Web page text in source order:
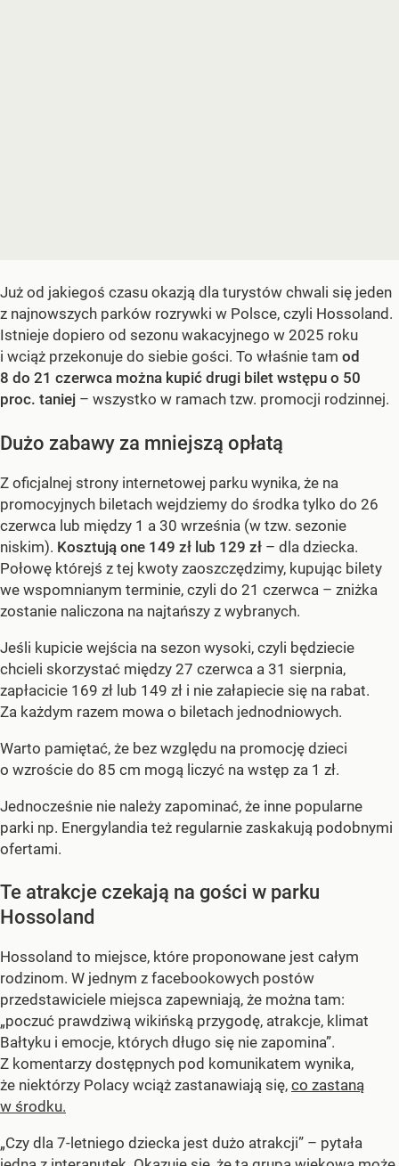
Już od jakiegoś czasu okazją dla turystów chwali się jeden
z najnowszych parków rozrywki w Polsce, czyli Hossoland.
Istnieje dopiero od sezonu wakacyjnego w 2025 roku
i wciąż przekonuje do siebie gości. To właśnie tam od
8 do 21 czerwca można kupić drugi bilet wstępu o 50
proc. taniej – wszystko w ramach tzw. promocji rodzinnej.
Dużo zabawy za mniejszą opłatą
Z oficjalnej strony internetowej parku wynika, że na
promocyjnych biletach wejdziemy do środka tylko do 26
czerwca lub między 1 a 30 września (w tzw. sezonie
niskim). Kosztują one 149 zł lub 129 zł – dla dziecka.
Połowę którejś z tej kwoty zaoszczędzimy, kupując bilety
we wspomnianym terminie, czyli do 21 czerwca – zniżka
zostanie naliczona na najtańszy z wybranych.
Jeśli kupicie wejścia na sezon wysoki, czyli będziecie
chcieli skorzystać między 27 czerwca a 31 sierpnia,
zapłacicie 169 zł lub 149 zł i nie załapiecie się na rabat.
Za każdym razem mowa o biletach jednodniowych.
Warto pamiętać, że bez względu na promocję dzieci
o wzroście do 85 cm mogą liczyć na wstęp za 1 zł.
Jednocześnie nie należy zapominać, że inne popularne
parki np. Energylandia też regularnie zaskakują podobnymi
ofertami.
Te atrakcje czekają na gości w parku
Hossoland
Hossoland to miejsce, które proponowane jest całym
rodzinom. W jednym z facebookowych postów
przedstawiciele miejsca zapewniają, że można tam:
„poczuć prawdziwą wikińską przygodę, atrakcje, klimat
Bałtyku i emocje, których długo się nie zapomina”.
Z komentarzy dostępnych pod komunikatem wynika,
że niektórzy Polacy wciąż zastanawiają się, co zastaną
w środku.
„Czy dla 7-letniego dziecka jest dużo atrakcji” – pytała